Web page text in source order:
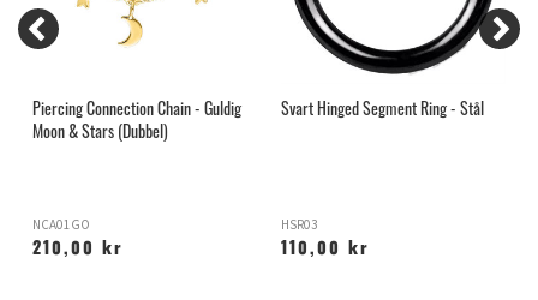
Piercing Connection Chain - Guldig
Moon & Stars (Dubbel)
NCA01GO
210,00 kr
Svart Hinged Segment Ring - Stål
HSR03
110,00 kr